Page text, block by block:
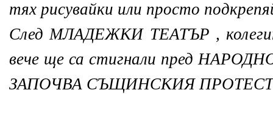
тях рисувайки или просто
След МЛАДЕЖКИ ТЕАТЪР ,
вече ще са стигнали пред
ЗАПОЧВА СЪЩИНСКИЯ